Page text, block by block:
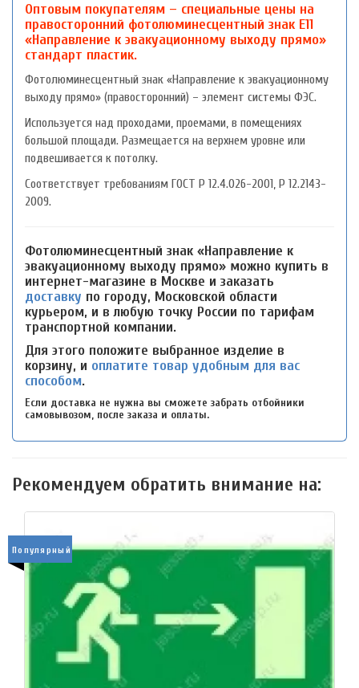
Оптовым покупателям – специальные цены на
правосторонний фотолюминесцентный знак Е11
«Направление к эвакуационному выходу прямо»
стандарт пластик.
Фотолюминесцентный знак «Направление к эвакуационному
выходу прямо» (правосторонний) – элемент системы ФЭС.
Используется над проходами, проемами, в помещениях
большой площади. Размещается на верхнем уровне или
подвешивается к потолку.
Соответствует требованиям ГОСТ P 12.4.026-2001, P 12.2143-
2009.
Фотолюминесцентный знак «Направление к
эвакуационному выходу прямо» можно купить в
интернет-магазине в Москве и заказать
доставку по городу, Московской области
курьером, и в любую точку России по тарифам
транспортной компании.
Для этого положите выбранное изделие в
корзину, и оплатите товар удобным для вас
способом.
Если доставка не нужна вы сможете забрать отбойники
самовывозом, после заказа и оплаты.
Рекомендуем обратить внимание на:
Популярный